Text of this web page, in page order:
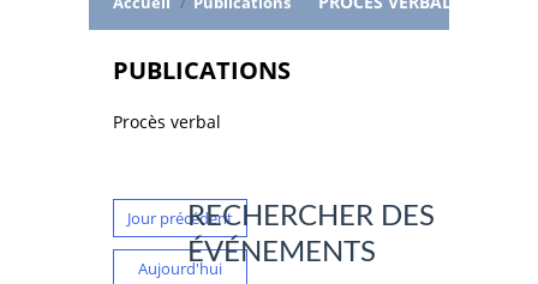
PUBLICATIONS
Procès verbal
Jour précédent
Aujourd'hui
RECHERCHER DES
ÉVÉNEMENTS